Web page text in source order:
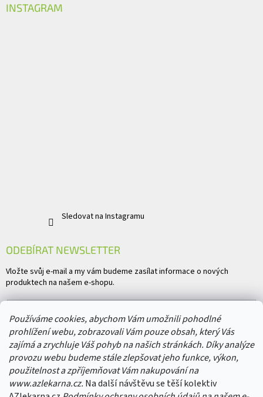
Používáme cookies, abychom Vám umožnili pohodlné
prohlížení webu, zobrazovali Vám pouze obsah, který Vás
zajímá a zrychluje Váš pohyb na našich stránkách. Díky analýze
provozu webu budeme stále zlepšovat jeho funkce, výkon,
použitelnost a zpříjemňovat Vám nakupování na
www.azlekarna.cz. Na další návštěvu se těší kolektiv
INSTAGRAM
Sledovat na Instagramu
ODEBÍRAT NEWSLETTER
Vložte svůj e-mail a my vám budeme zasílat informace o nových
produktech na našem e-shopu.
Vložením e-mailu souhlasíte spodmínkami ochrany osobních údajů
PŘIHLÁSIT SE